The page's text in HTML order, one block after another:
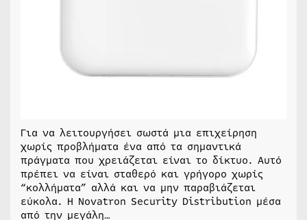
Για να λειτουργήσει σωστά μια επιχείρηση
χωρίς προβλήματα ένα από τα σημαντικά
πράγματα που χρειάζεται είναι το δίκτυο. Αυτό
πρέπει να είναι σταθερό και γρήγορο χωρίς
“κολλήματα” αλλά και να μην παραβιάζεται
εύκολα. Η Novatron Security Distribution μέσα
από την μεγάλη…